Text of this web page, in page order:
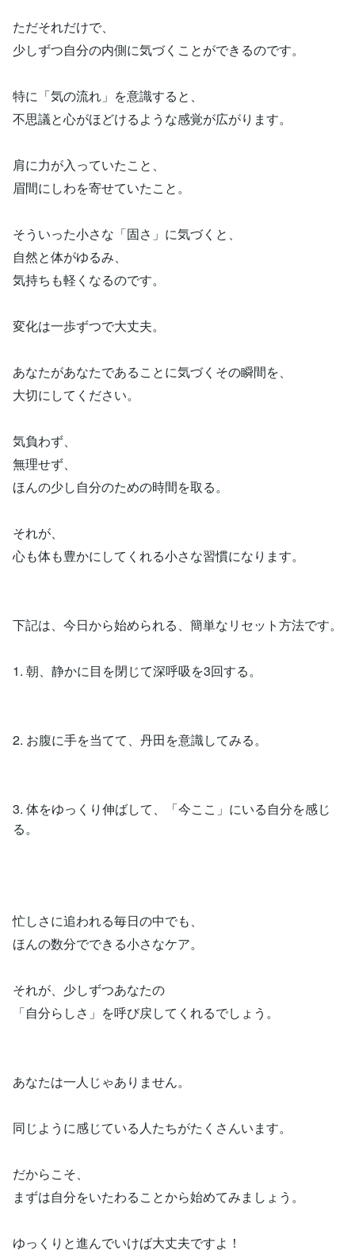
ただそれだけで、
少しずつ自分の内側に気づくことができるのです。
特に「気の流れ」を意識すると、
不思議と心がほどけるような感覚が広がります。
肩に力が入っていたこと、
眉間にしわを寄せていたこと。
そういった小さな「固さ」に気づくと、
自然と体がゆるみ、
気持ちも軽くなるのです。
変化は一歩ずつで大丈夫。
あなたがあなたであることに気づくその瞬間を、
大切にしてください。
気負わず、
無理せず、
ほんの少し自分のための時間を取る。
それが、
心も体も豊かにしてくれる小さな習慣になります。
下記は、今日から始められる、簡単なリセット方法です。
1. 朝、静かに目を閉じて深呼吸を3回する。
2. お腹に手を当てて、丹田を意識してみる。
3. 体をゆっくり伸ばして、「今ここ」にいる自分を感じ
る。
忙しさに追われる毎日の中でも、
ほんの数分でできる小さなケア。
それが、少しずつあなたの
「自分らしさ」を呼び戻してくれるでしょう。
あなたは一人じゃありません。
同じように感じている人たちがたくさんいます。
だからこそ、
まずは自分をいたわることから始めてみましょう。
ゆっくりと進んでいけば大丈夫ですよ！